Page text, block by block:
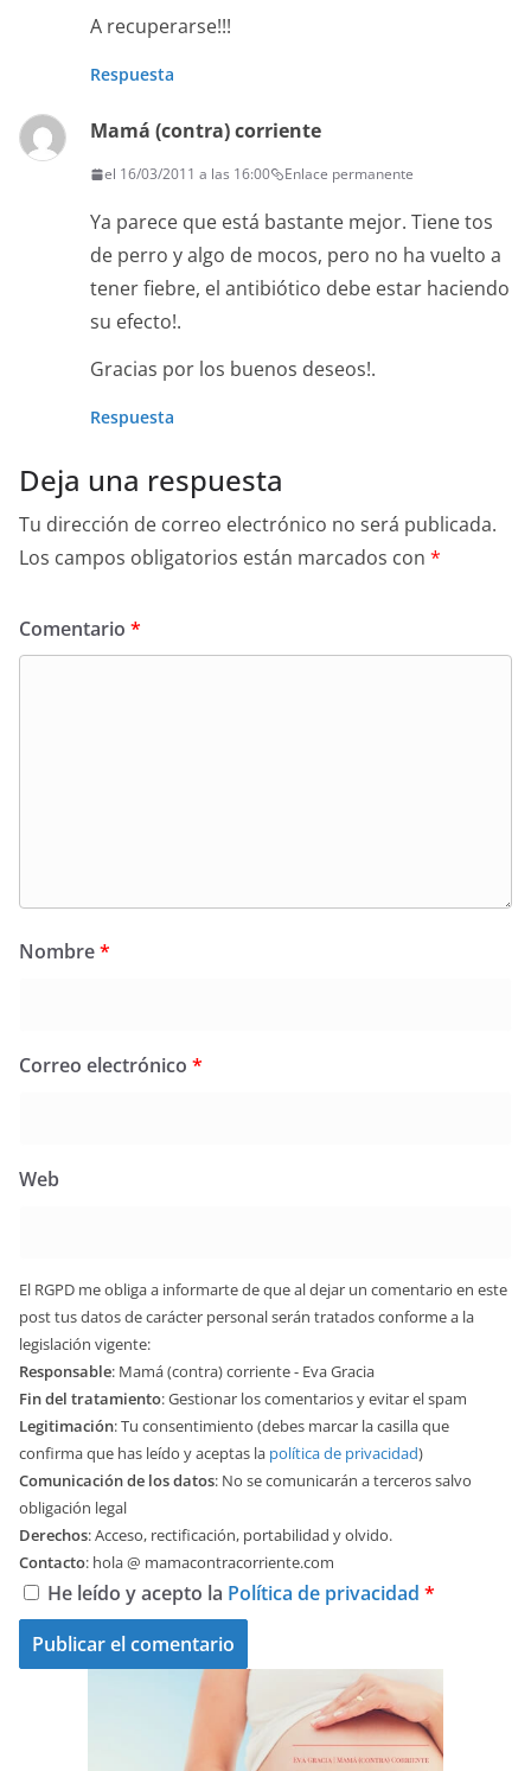
A recuperarse!!!
Respuesta
Mamá (contra) corriente
el 16/03/2011 a las 16:00 Enlace permanente
Ya parece que está bastante mejor. Tiene tos
de perro y algo de mocos, pero no ha vuelto a
tener fiebre, el antibiótico debe estar haciendo
su efecto!.
Gracias por los buenos deseos!.
Respuesta
Deja una respuesta
Tu dirección de correo electrónico no será publicada.
Los campos obligatorios están marcados con *
Comentario *
Nombre*
Correo electrónico *
Web
El RGPD me obliga a informarte de que al dejar un comentario en este
post tus datos de carácter personal serán tratados conforme a la
legislación vigente:
Responsable: Mamá (contra) corriente - Eva Gracia
Fin del tratamiento: Gestionar los comentarios y evitar el spam
Legitimación: Tu consentimiento (debes marcar la casilla que
confirma que has leído y aceptas la política de privacidad)
Comunicación de los datos: No se comunicarán a terceros salvo
obligación legal
Derechos: Acceso, rectificación, portabilidad y olvido.
Contacto: hola @ mamacontracorriente.com
He leído y acepto la Política de privacidad *